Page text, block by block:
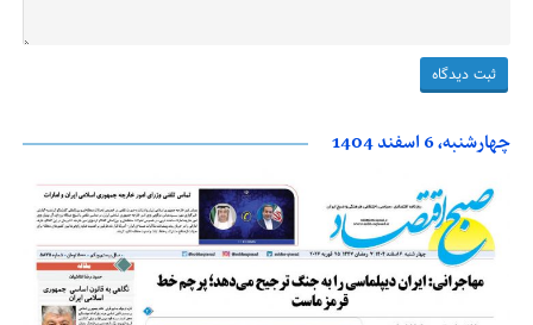
چهارشنبه، 6 اسفند 1404